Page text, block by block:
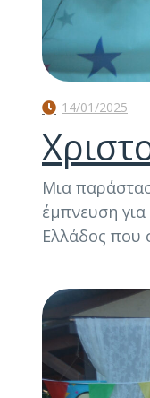
14/01/2025
Μια
έμπνευση
Ελλάδος που